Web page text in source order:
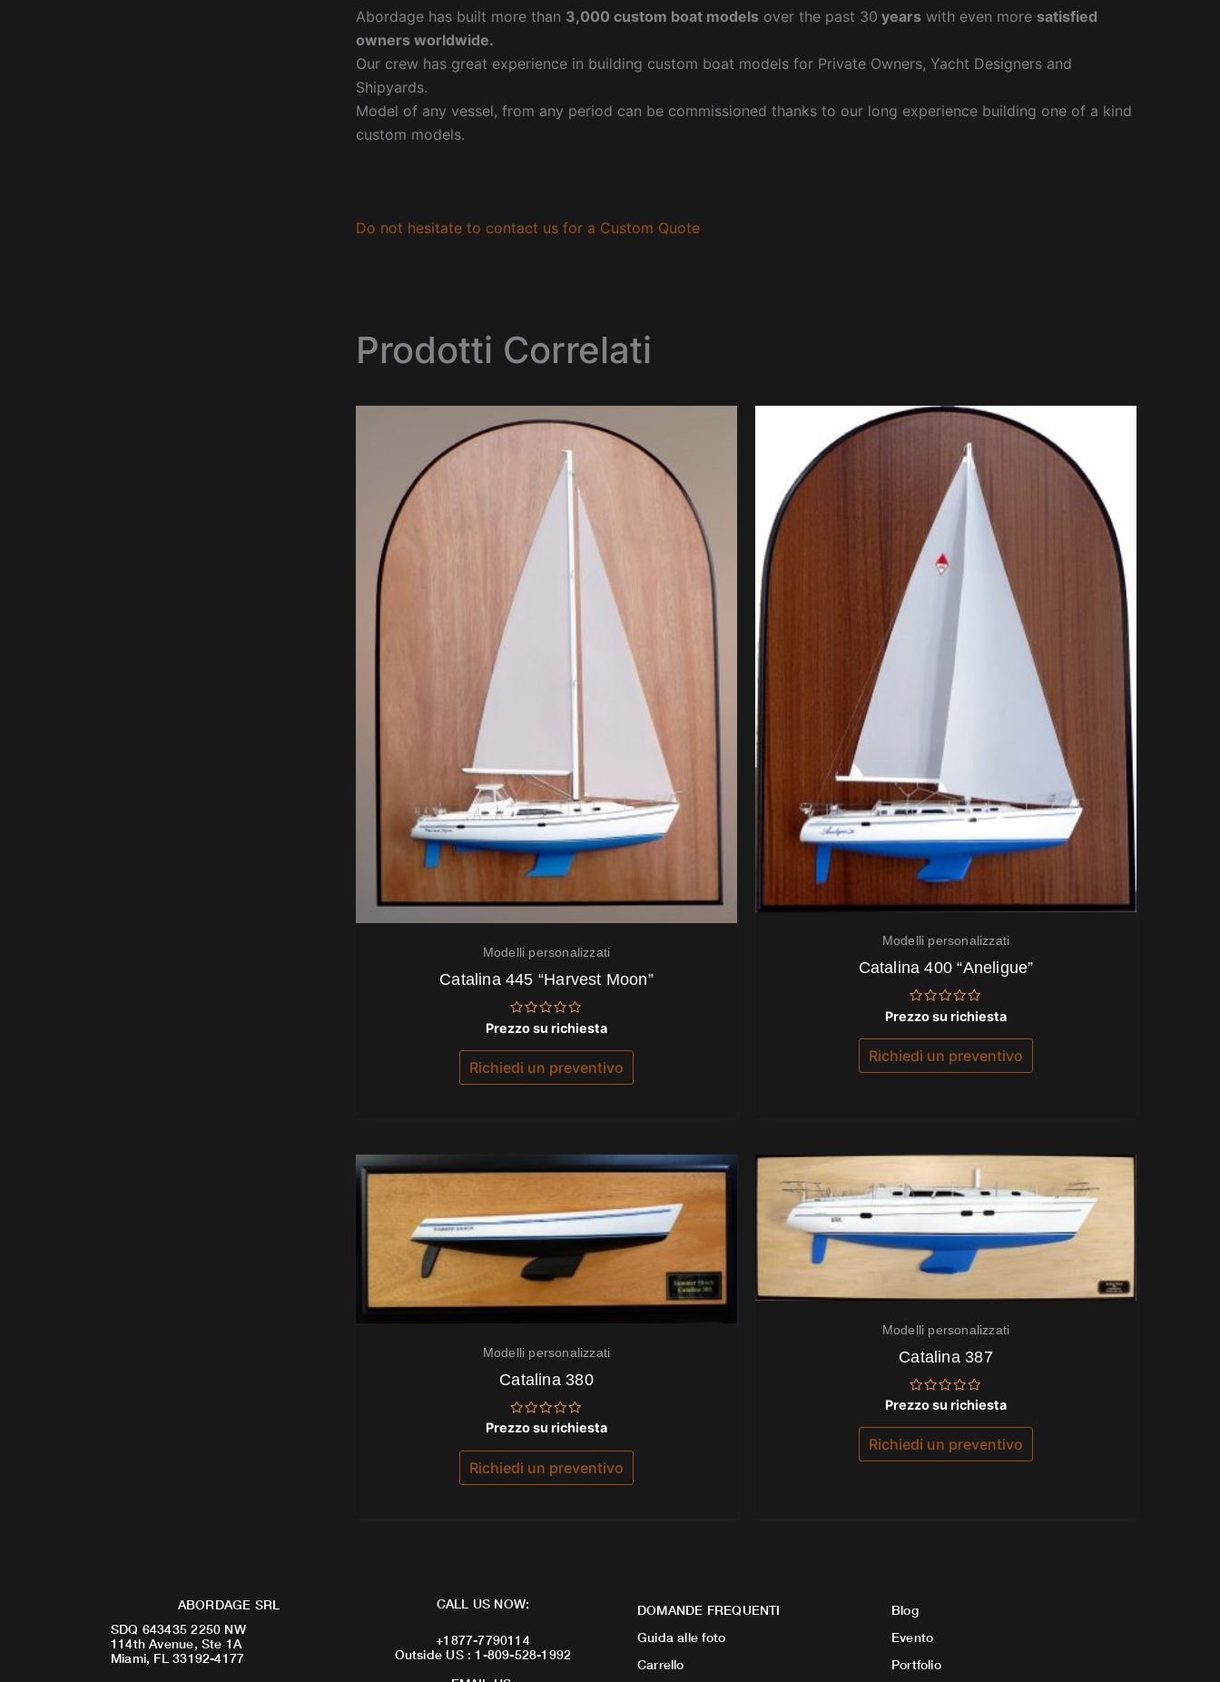
Abordage has built more than 3,000 custom boat models over the past 30 years with even more satisfied
owners worldwide.
Our crew has great experience in building custom boat models for Private Owners, Yacht Designers and
Shipyards.
Model of any vessel, from any period can be commissioned thanks to our long experience building one of a kind
custom models.
Do not hesitate to contact us for a Custom Quote
Prodotti Correlati
Modelli personalizzati
Catalina 445 “Harvest Moon”
Valutato
0
su
5
Prezzo su richiesta
Richiedi un preventivo
Modelli personalizzati
Catalina 400 “Aneligue”
Valutato
su
5
Prezzo su richiesta
Richiedi un preventivo
Modelli personalizzati
Catalina 380
Valutato
su
5
Prezzo su richiesta
Richiedi un preventivo
Modelli personalizzati
Catalina 387
Valutato
su
5
Prezzo su richiesta
Richiedi un preventivo
ABORDAGE SRL
SDQ 643435 2250 NW
114th Avenue, Ste 1A
Miami, FL 33192-4177
CALL US NOW:
+1877-7790114
Outside US : 1-809-528-1992
DOMANDE FREQUENTI
Guida alle foto
Carrello
Blog
Evento
Portfolio